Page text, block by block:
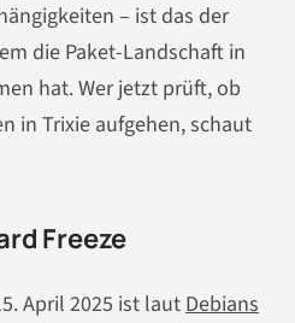
– ist das der
die Paket-Landschaft in
hat. Wer jetzt prüft, ob
in Trixie aufgehen, schaut
Freeze
April 2025 ist laut Debians